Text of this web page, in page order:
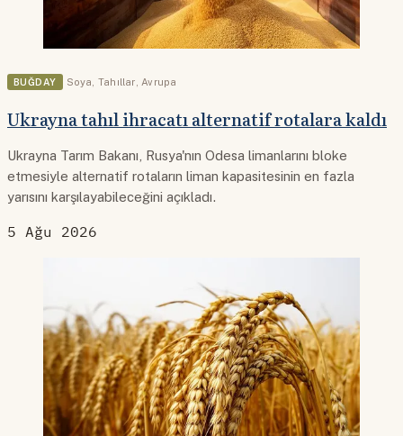
BUĞDAY Soya Tahıllar Avrupa
Ukrayna tahıl ihracatı alternatif rotalara kaldı
Ukrayna Tarım Bakanı, Rusya'nın Odesa limanlarını bloke
etmesiyle alternatif rotaların liman kapasitesinin en fazla
yarısını karşılayabileceğini açıkladı.
5 Ağu 2026